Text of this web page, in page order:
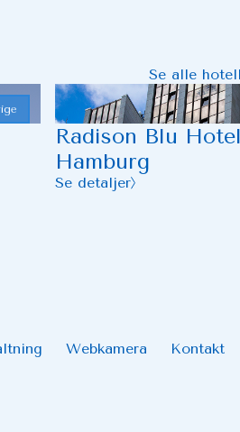
Webkamera Kontakt
Se alle
Radison Blu Hotel
Hamburg
Se detaljer